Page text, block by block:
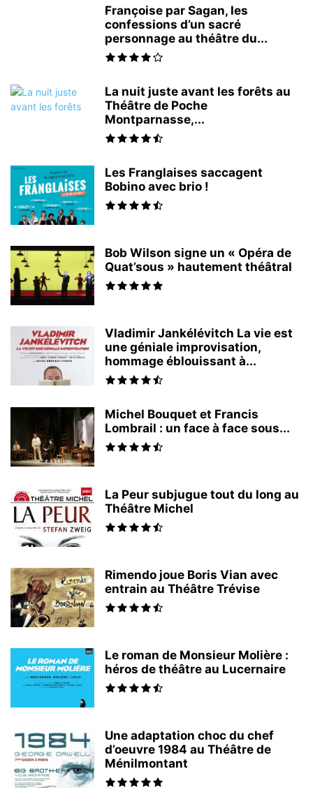
Françoise par Sagan, les
confessions d’un sacré
personnage au théâtre du...
La nuit juste avant les forêts au
Théâtre de Poche
Montparnasse,...
Les Franglaises saccagent
Bobino avec brio !
Bob Wilson signe un « Opéra de
Quat’sous » hautement théâtral
Vladimir Jankélévitch La vie est
une géniale improvisation,
hommage éblouissant à...
Michel Bouquet et Francis
Lombrail : un face à face sous...
La Peur subjugue tout du long au
Théâtre Michel
Rimendo joue Boris Vian avec
entrain au Théâtre Trévise
Le roman de Monsieur Molière :
héros de théâtre au Lucernaire
Une adaptation choc du chef
d’oeuvre 1984 au Théâtre de
Ménilmontant